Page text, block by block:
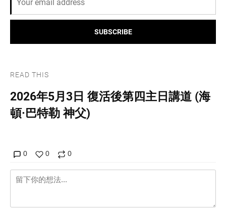
SUBSCRIBE
READ THIS
2026年5月3日 復活後第四主日講道 (海
頓·巴特勒 神父)